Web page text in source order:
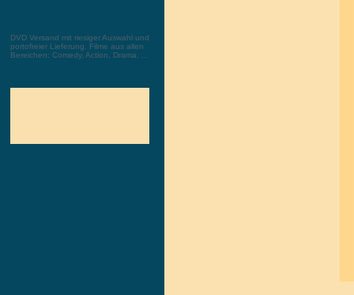
DVD Versand mit riesiger Auswahl und
portofreier Lieferung. Filme aus allen
Bereichen: Comedy, Action, Drama, ...